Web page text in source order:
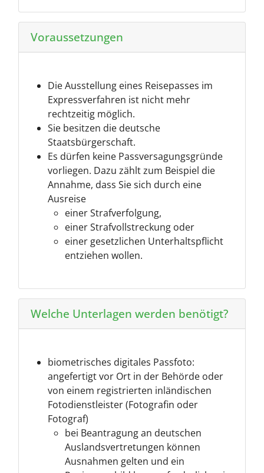
Voraussetzungen
Die Ausstellung eines Reisepasses im
Expressverfahren ist nicht mehr
rechtzeitig möglich.
Sie besitzen die deutsche
Staatsbürgerschaft.
Es dürfen keine Passversagungsgründe
vorliegen. Dazu zählt zum Beispiel die
Annahme, dass Sie sich durch eine
Ausreise
einer Strafverfolgung,
einer Strafvollstreckung oder
einer gesetzlichen Unterhaltspflicht
entziehen wollen.
Welche Unterlagen werden benötigt?
biometrisches digitales Passfoto:
angefertigt vor Ort in der Behörde oder
von einem registrierten inländischen
Fotodienstleister (Fotografin oder
Fotograf)
bei Beantragung an deutschen
Auslandsvertretungen können
Ausnahmen gelten und ein